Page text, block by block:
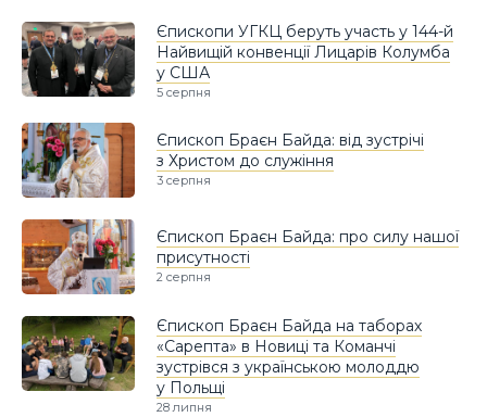
Єпископи УГКЦ беруть участь у 144-й
Найвищій конвенції Лицарів Колумба
у США
5 серпня
Єпископ Браєн Байда: від зустрічі
з Христом до служіння
3 серпня
Єпископ Браєн Байда: про силу нашої
присутності
2 серпня
Єпископ Браєн Байда на таборах
«Сарепта» в Новиці та Команчі
зустрівся з українською молоддю
у Польщі
28 липня